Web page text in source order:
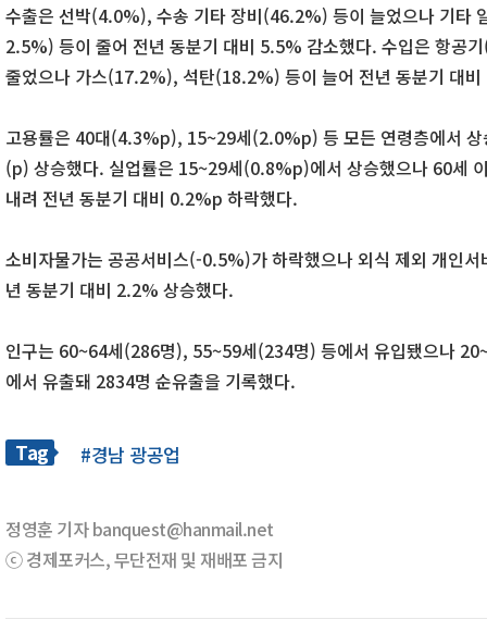
수출은 선박(4.0%), 수송 기타 장비(46.2%) 등이 늘었으나 기타
2.5%) 등이 줄어 전년 동분기 대비 5.5% 감소했다. 수입은 항공
줄었으나 가스(17.2%), 석탄(18.2%) 등이 늘어 전년 동분기 대
고용률은 40대(4.3%p), 15~29세(2.0%p) 등 모든 연령층에서
(p) 상승했다. 실업률은 15~29세(0.8%p)에서 상승했으나 60
내려 전년 동분기 대비 0.2%p 하락했다.
소비자물가는 공공서비스(-0.5%)가 하락했으나 외식 제외 개인
년 동분기 대비 2.2% 상승했다.
인구는 60~64세(286명), 55~59세(234명) 등에서 유입됐으나
에서 유출돼 2834명 순유출을 기록했다.
Tag #경남 광공업
정영훈 기자 banquest@hanmail.net
ⓒ 경제포커스, 무단전재 및 재배포 금지